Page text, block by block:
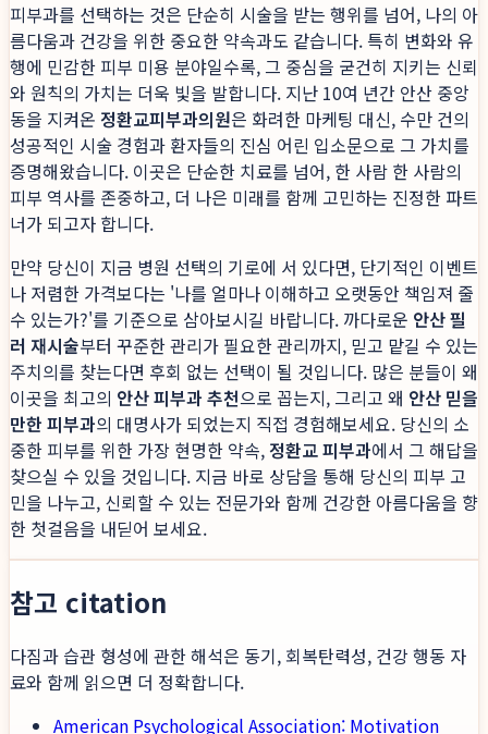
피부과를 선택하는 것은 단순히 시술을 받는 행위를 넘어, 나의 아
름다움과 건강을 위한 중요한 약속과도 같습니다. 특히 변화와 유
행에 민감한 피부 미용 분야일수록, 그 중심을 굳건히 지키는 신뢰
와 원칙의 가치는 더욱 빛을 발합니다. 지난 10여 년간 안산 중앙
동을 지켜온 정환교피부과의원은 화려한 마케팅 대신, 수만 건의
성공적인 시술 경험과 환자들의 진심 어린 입소문으로 그 가치를
증명해왔습니다. 이곳은 단순한 치료를 넘어, 한 사람 한 사람의
피부 역사를 존중하고, 더 나은 미래를 함께 고민하는 진정한 파트
너가 되고자 합니다.
만약 당신이 지금 병원 선택의 기로에 서 있다면, 단기적인 이벤트
나 저렴한 가격보다는 '나를 얼마나 이해하고 오랫동안 책임져 줄
수 있는가?'를 기준으로 삼아보시길 바랍니다. 까다로운 안산 필
러 재시술부터 꾸준한 관리가 필요한 관리까지, 믿고 맡길 수 있는
주치의를 찾는다면 후회 없는 선택이 될 것입니다. 많은 분들이 왜
이곳을 최고의 안산 피부과 추천으로 꼽는지, 그리고 왜 안산 믿을
만한 피부과의 대명사가 되었는지 직접 경험해보세요. 당신의 소
중한 피부를 위한 가장 현명한 약속, 정환교 피부과에서 그 해답을
찾으실 수 있을 것입니다. 지금 바로 상담을 통해 당신의 피부 고
민을 나누고, 신뢰할 수 있는 전문가와 함께 건강한 아름다움을 향
한 첫걸음을 내딛어 보세요.
참고 citation
다짐과 습관 형성에 관한 해석은 동기, 회복탄력성, 건강 행동 자
료와 함께 읽으면 더 정확합니다.
American Psychological Association: Motivation